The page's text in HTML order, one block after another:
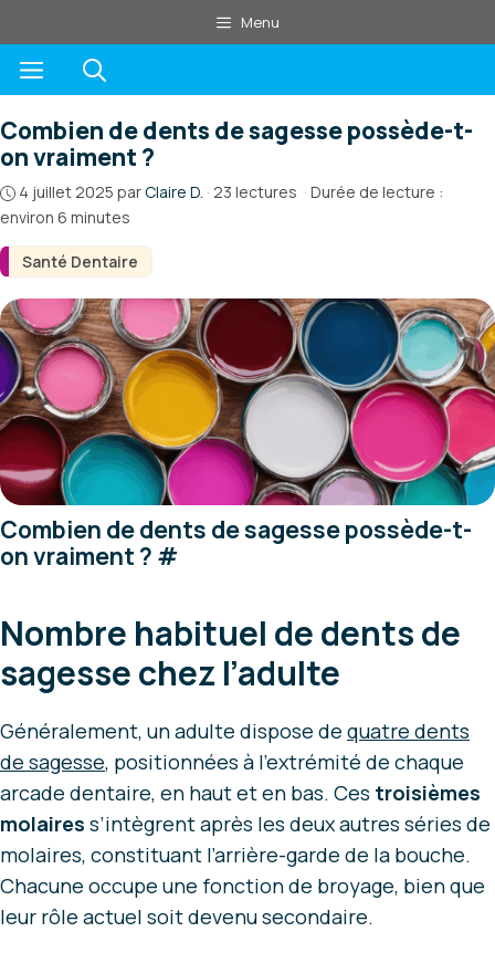
au
contenu
Menu
Menu
Santé Dentaire
Combien de dents de sagesse possède-t-
on vraiment ?
4 juillet 2025 parClaire D. · 23 lectures · Durée de lecture :
environ 6 minutes
Combien de dents de sagesse possède-t-
on vraiment ? #
Nombre habituel de dents de
sagesse chez l’adulte
Généralement, un adulte dispose de quatre dents
de sagesse, positionnées à l’extrémité de chaque
arcade dentaire, en haut et en bas. Ces troisièmes
molaires s’intègrent après les deux autres séries de
molaires, constituant l’arrière-garde de la bouche.
Chacune occupe une fonction de broyage, bien que
leur rôle actuel soit devenu secondaire.